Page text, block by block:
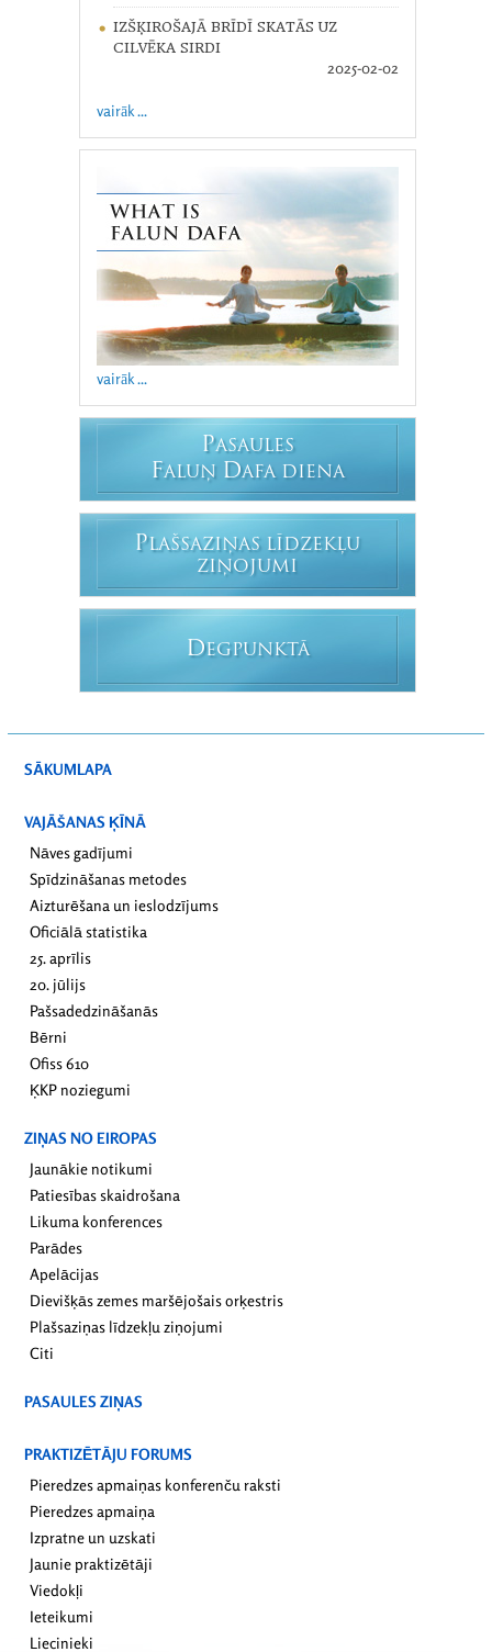
IZŠĶIROŠAJĀ BRĪDĪ SKATĀS UZ
CILVĒKA SIRDI
2025-02-02
vairāk ...
vairāk ...
PASAULES
FALUŅ DAFA DIENA
PLAŠSAZIŅAS LĪDZEKĻU
ZIŅOJUMI
DEGPUNKTĀ
SĀKUMLAPA
VAJĀŠANAS ĶĪNĀ
Nāves gadījumi
Spīdzināšanas metodes
Aizturēšana un ieslodzījums
Oficiālā statistika
25. aprīlis
20. jūlijs
Pašsadedzināšanās
Bērni
Ofiss 610
ĶKP noziegumi
ZIŅAS NO EIROPAS
Jaunākie notikumi
Patiesības skaidrošana
Likuma konferences
Parādes
Apelācijas
Dievišķās zemes maršējošais orķestris
Plašsaziņas līdzekļu ziņojumi
Citi
PASAULES ZIŅAS
PRAKTIZĒTĀJU FORUMS
Pieredzes apmaiņas konferenču raksti
Pieredzes apmaiņa
Izpratne un uzskati
Jaunie praktizētāji
Viedokļi
Ieteikumi
Liecinieki